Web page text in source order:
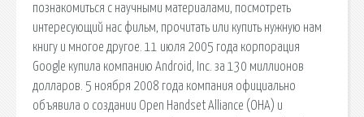
познакомиться с научными материалами, посмотреть
интересующий нас фильм, прочитать или купить нужную нам
книгу и многое другое. 11 июля 2005 года корпорация
Google купила компанию Android, Inc. за 130 миллионов
долларов. 5 ноября 2008 года компания официально
объявила о создании Open Handset Alliance (OHA) и